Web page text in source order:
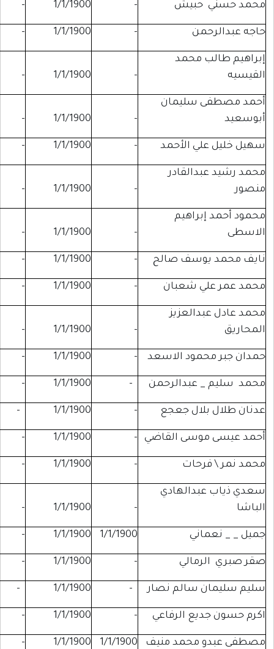
-
1/1/1900
-
-
1/1/1900
-
محمد
1/1/1900
-
1/1/1900
-
الأحمد -
1/1/1900
-
1/1/1900
-
1/1/1900
-
صالح -
1/1/1900
-
شعبان -
1/1/1900
-
1/1/1900
-
الاسعد -
1/1/1900
-
-
1/1/1900
-
جعجع -
1/1/1900
-
القاضي -
1/1/1900
-
-
1/1/1900
-
1/1/1900
-
1/1/1900
1/1/1900
-
-
1/1/1900
-
سالم نصار -
1/1/1900
-
الرفاعي -
1/1/1900
-
منيف 1/1/1900
1/1/1900
-